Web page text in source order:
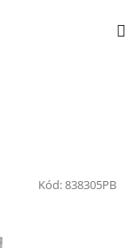
Kód:838305PB